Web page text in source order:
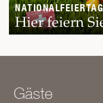
NATIONALFEIERTAG
Hier feiern
Gäste